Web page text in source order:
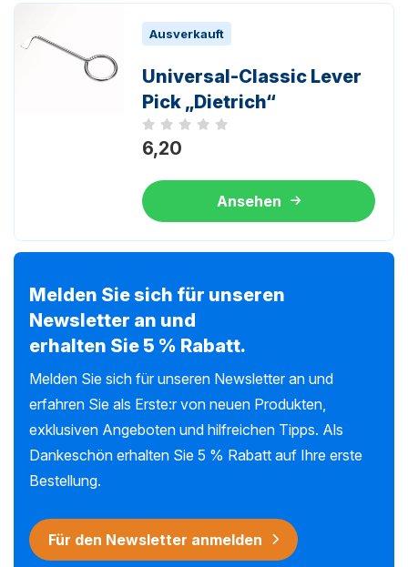
Ausverkauft
Universal-Classic Lever
Pick „Dietrich“
Noch keine Bewertungen
6,20
Ansehen
Melden Sie sich für unseren
Newsletter an und
erhalten Sie 5 % Rabatt.
Melden Sie sich für unseren Newsletter an und
erfahren Sie als Erste:r von neuen Produkten,
exklusiven Angeboten und hilfreichen Tipps. Als
Dankeschön erhalten Sie 5 % Rabatt auf Ihre erste
Bestellung.
Für den Newsletter anmelden